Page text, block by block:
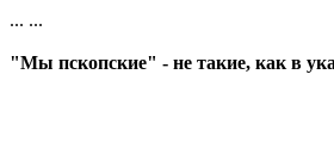
... ...
"Мы пскопские" - не такие, как в